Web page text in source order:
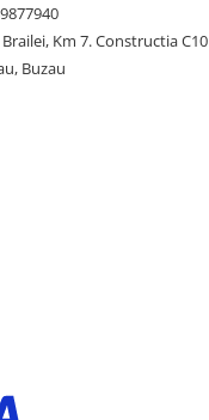
Brailei, Km 7. Constructia C10
Buzau